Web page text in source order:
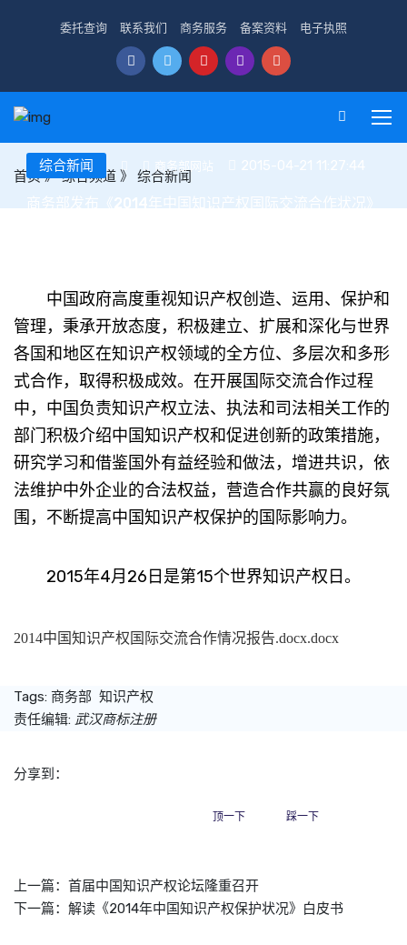
委托查询 联系我们 商务服务 备案资料 电子执照
首页》综合频道 》 综合新闻
综合新闻 商务部网站 2015-04-21 11:27:44
商务部发布《2014年中国知识产权国际交流合作状况》
中国政府高度重视知识产权创造、运用、保护和
管理，秉承开放态度，积极建立、扩展和深化与世界
各国和地区在知识产权领域的全方位、多层次和多形
式合作，取得积极成效。在开展国际交流合作过程
中，中国负责知识产权立法、执法和司法相关工作的
部门积极介绍中国知识产权和促进创新的政策措施，
研究学习和借鉴国外有益经验和做法，增进共识，依
法维护中外企业的合法权益，营造合作共赢的良好氛
围，不断提高中国知识产权保护的国际影响力。
2015年4月26日是第15个世界知识产权日。
2014中国知识产权国际交流合作情况报告.docx.docx
Tags: 商务部 知识产权
责任编辑: 武汉商标注册
分享到：
顶一下 踩一下
上一篇： 首届中国知识产权论坛隆重召开
下一篇： 解读《2014年中国知识产权保护状况》白皮书